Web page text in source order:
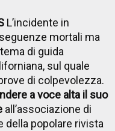
L’incidente in
mortali ma
di guida
sul quale
di colpevolezza.
a voce alta il suo
all’associazione di
della popolare rivista